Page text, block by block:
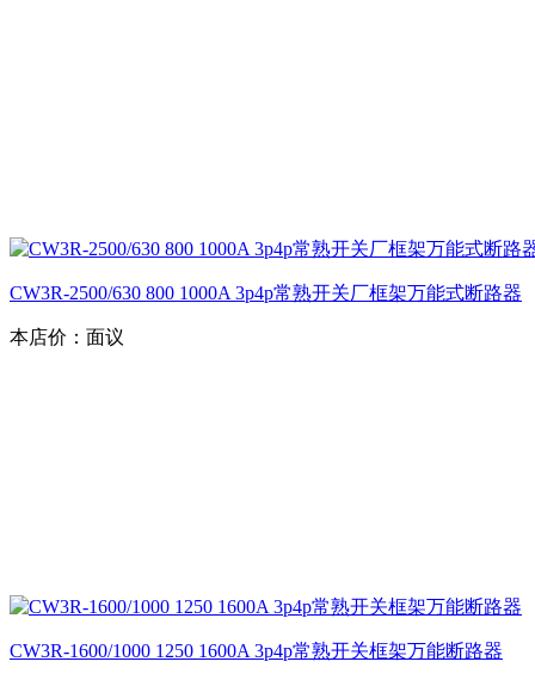
CW3R-2500/630 800 1000A 3p4p常熟开关厂框架万能式断路器
本店价： 面议
CW3R-1600/1000 1250 1600A 3p4p常熟开关框架万能断路器